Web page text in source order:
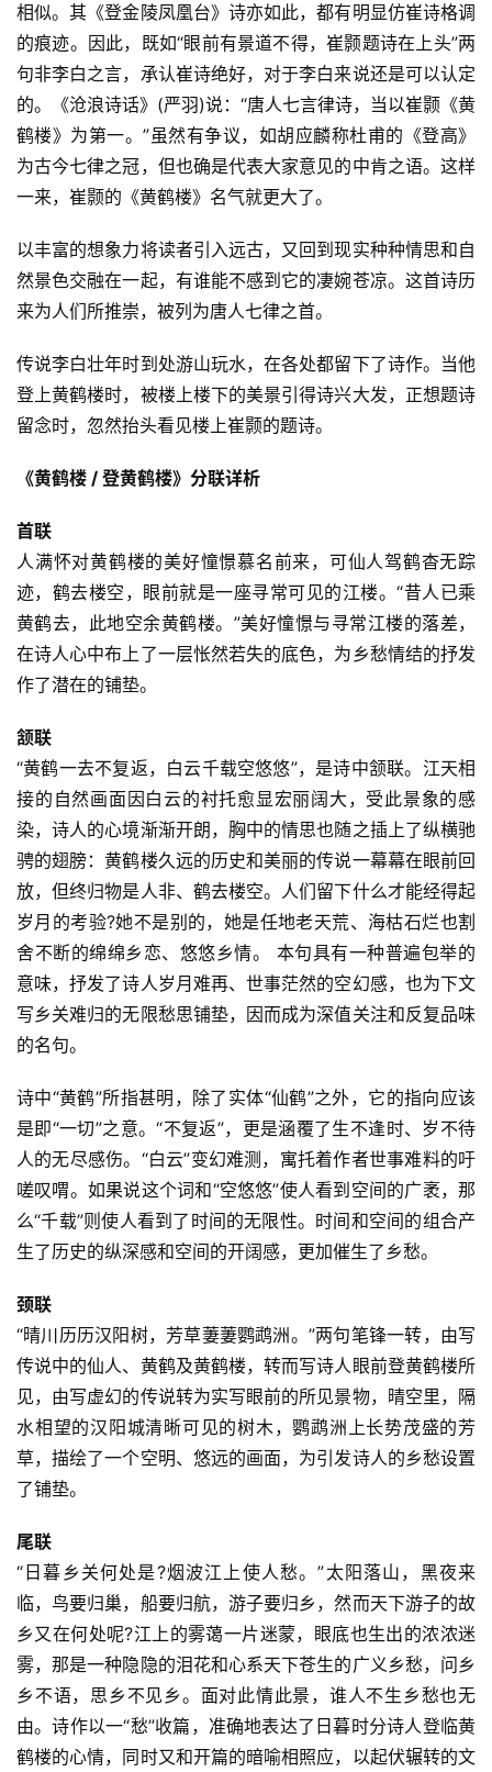
首
页
好
词
好
经
典
词
古
今
诗
词
常
用
贺
词
网
络
热
词
电
影
台
词
其
他
词
语
登录
相似。其《登金陵凤凰台》诗亦如此，都有明显仿崔诗格调
的痕迹。因此，既如“眼前有景道不得，崔颢题诗在上头”两
句非李白之言，承认崔诗绝好，对于李白来说还是可以认定
的。《沧浪诗话》(严羽)说：“唐人七言律诗，当以崔颢《黄
鹤楼》为第一。”虽然有争议，如胡应麟称杜甫的《登高》
为古今七律之冠，但也确是代表大家意见的中肯之语。这样
一来，崔颢的《黄鹤楼》名气就更大了。
以丰富的想象力将读者引入远古，又回到现实种种情思和自
然景色交融在一起，有谁能不感到它的凄婉苍凉。这首诗历
来为人们所推崇，被列为唐人七律之首。
传说李白壮年时到处游山玩水，在各处都留下了诗作。当他
登上黄鹤楼时，被楼上楼下的美景引得诗兴大发，正想题诗
留念时，忽然抬头看见楼上崔颢的题诗。
《黄鹤楼 / 登黄鹤楼》分联详析
首联
人满怀对黄鹤楼的美好憧憬慕名前来，可仙人驾鹤杳无踪
迹，鹤去楼空，眼前就是一座寻常可见的江楼。“昔人已乘
黄鹤去，此地空余黄鹤楼。”美好憧憬与寻常江楼的落差，
在诗人心中布上了一层怅然若失的底色，为乡愁情结的抒发
作了潜在的铺垫。
颔联
“黄鹤一去不复返，白云千载空悠悠”，是诗中颔联。江天相
接的自然画面因白云的衬托愈显宏丽阔大，受此景象的感
染，诗人的心境渐渐开朗，胸中的情思也随之插上了纵横驰
骋的翅膀：黄鹤楼久远的历史和美丽的传说一幕幕在眼前回
放，但终归物是人非、鹤去楼空。人们留下什么才能经得起
岁月的考验?她不是别的，她是任地老天荒、海枯石烂也割
舍不断的绵绵乡恋、悠悠乡情。 本句具有一种普遍包举的
意味，抒发了诗人岁月难再、世事茫然的空幻感，也为下文
写乡关难归的无限愁思铺垫，因而成为深值关注和反复品味
的名句。
诗中“黄鹤”所指甚明，除了实体“仙鹤”之外，它的指向应该
是即“一切”之意。“不复返”，更是涵覆了生不逢时、岁不待
人的无尽感伤。“白云”变幻难测，寓托着作者世事难料的吁
嗟叹喟。如果说这个词和“空悠悠”使人看到空间的广袤，那
么“千载”则使人看到了时间的无限性。时间和空间的组合产
生了历史的纵深感和空间的开阔感，更加催生了乡愁。
颈联
“晴川历历汉阳树，芳草萋萋鹦鹉洲。”两句笔锋一转，由写
传说中的仙人、黄鹤及黄鹤楼，转而写诗人眼前登黄鹤楼所
见，由写虚幻的传说转为实写眼前的所见景物，晴空里，隔
水相望的汉阳城清晰可见的树木，鹦鹉洲上长势茂盛的芳
草，描绘了一个空明、悠远的画面，为引发诗人的乡愁设置
了铺垫。
尾联
“日暮乡关何处是?烟波江上使人愁。”太阳落山，黑夜来
临，鸟要归巢，船要归航，游子要归乡，然而天下游子的故
乡又在何处呢?江上的雾蔼一片迷蒙，眼底也生出的浓浓迷
雾，那是一种隐隐的泪花和心系天下苍生的广义乡愁，问乡
乡不语，思乡不见乡。面对此情此景，谁人不生乡愁也无
由。诗作以一“愁”收篇，准确地表达了日暮时分诗人登临黄
鹤楼的心情，同时又和开篇的暗喻相照应，以起伏辗转的文